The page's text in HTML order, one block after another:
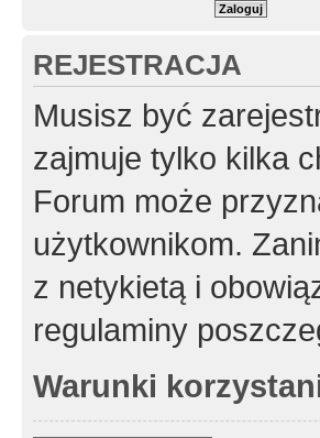
REJESTRACJA
Musisz być
zajmuje tylko kilka
Forum może
użytkownikom.
z netykietą i
regulaminy
Warunki